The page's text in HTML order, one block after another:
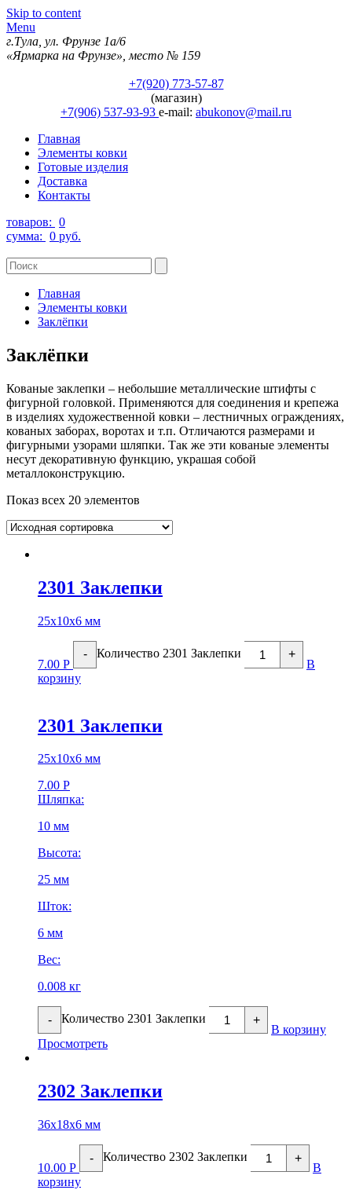
Skip to content
Menu
г.Тула, ул. Фрунзе 1а/6
«Ярмарка на Фрунзе», место № 159
+7(920) 773-57-87
(магазин)
+7(906) 537-93-93 e-mail: abukonov@mail.ru
Главная
Элементы ковки
Готовые изделия
Доставка
Контакты
товаров: 0
сумма: 0 руб.
Главная
Элементы ковки
Заклёпки
Заклёпки
Кованые заклепки – небольшие металлические штифты с
фигурной головкой. Применяются для соединения и крепежа
в изделиях художественной ковки – лестничных ограждениях,
кованых заборах, воротах и т.п. Отличаются размерами и
фигурными узорами шляпки. Так же эти кованые элементы
несут декоративную функцию, украшая собой
металлоконструкцию.
Показ всех 20 элементов
2301 Заклепки
25х10х6 мм
7.00 Р
- Количество 2301 Заклепки +
В
корзину
2301 Заклепки
25х10х6 мм
7.00 Р
Шляпка:
10 мм
Высота:
25 мм
Шток:
6 мм
Вес:
0.008 кг
- Количество 2301 Заклепки +
В корзину
Просмотреть
2302 Заклепки
36х18х6 мм
10.00 Р
- Количество 2302 Заклепки +
В
корзину